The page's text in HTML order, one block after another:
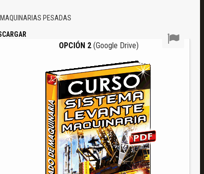
MAQUINARIAS PESADAS
OPCIÓN 2 (Google Drive)